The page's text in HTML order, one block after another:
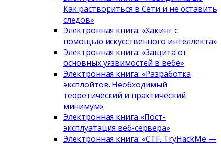
Как раствориться в Сети и не оставить
следов»
Электронная книга: «Хакинг с
помощью искусственного интеллекта»
Электронная книга: «Защита от
основных уязвимостей в вебе»
Электронная книга: «Разработка
эксплойтов. Необходимый
теоретический и практический
минимум»
Электронная книга «Пост-
эксплуатация веб-сервера»
Электронная книга: «CTF. TryHackMe —